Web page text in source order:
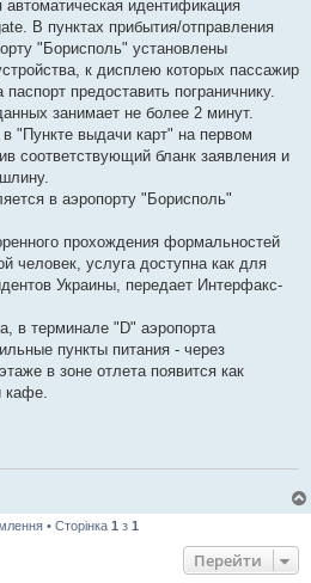
идентификация
В пунктах прибытия/отправления
"Борисполь" установлены
к дисплею которых пассажир
предоставить пограничнику.
занимает не более 2 минут.
"Пункте выдачи карт" на первом
соответствующий бланк заявления и
в аэропорту "Борисполь"
прохождения формальностей
человек, услуга доступна как для
Украины, передает Интерфакс-
в терминале "D" аэропорта
пункты питания - через
в зоне отлета появится как
кафе.
• Сторінка 1 з 1
Перейти